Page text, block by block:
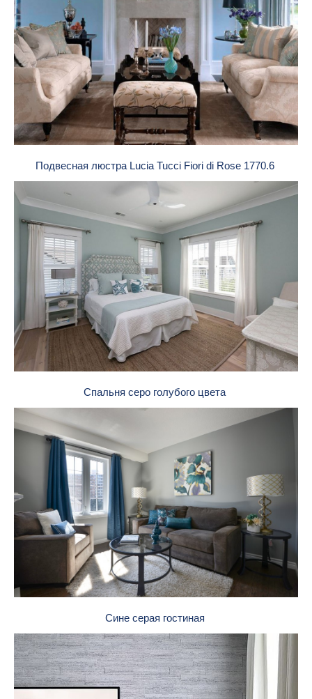
Подвесная люстра Lucia Tucci Fiori di Rose 1770.6
Спальня серо голубого цвета
Сине серая гостиная